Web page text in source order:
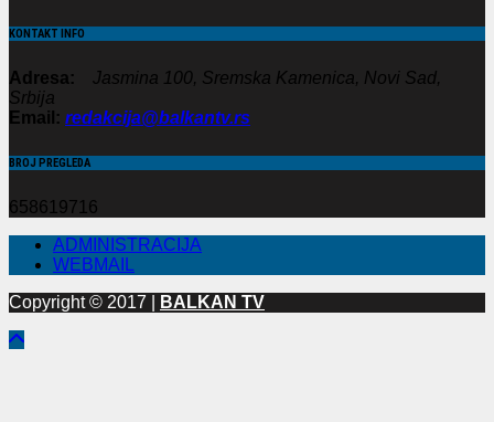
KONTAKT INFO
Adresa:
Jasmina 100, Sremska Kamenica, Novi Sad,
Srbija
Email: redakcija@balkantv.rs
BROJ PREGLEDA
658619716
ADMINISTRACIJA
WEBMAIL
Copyright © 2017 |
BALKAN TV